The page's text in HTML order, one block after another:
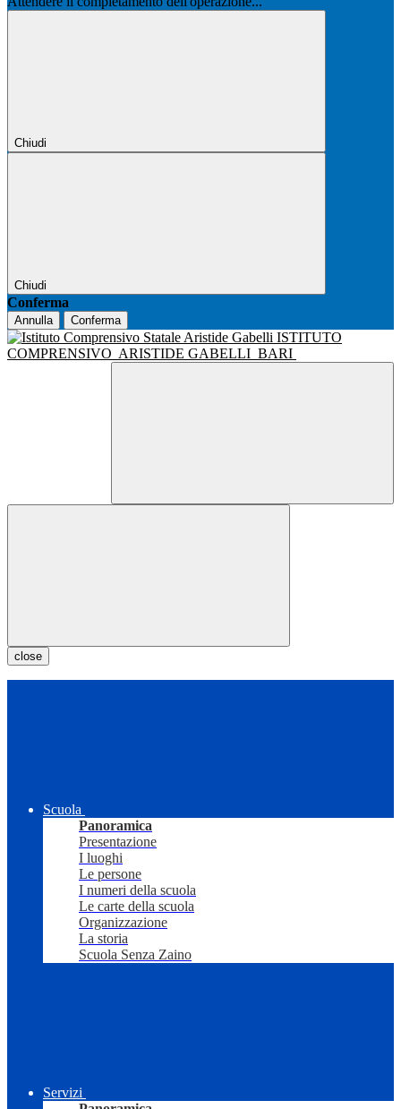
Chiudi
Chiudi
Conferma
Annulla Conferma
ISTITUTO
COMPRENSIVO ARISTIDE GABELLI BARI
close
Scuola
Panoramica
Presentazione
I luoghi
Le persone
I numeri della scuola
Le carte della scuola
Organizzazione
La storia
Scuola Senza Zaino
Servizi